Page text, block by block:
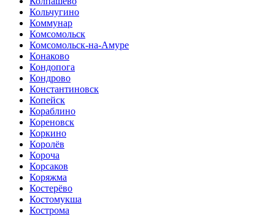
Кольчугино
Коммунар
Комсомольск
Комсомольск-на-Амуре
Конаково
Кондопога
Кондрово
Константиновск
Копейск
Кораблино
Кореновск
Коркино
Королёв
Короча
Корсаков
Коряжма
Костерёво
Костомукша
Кострома